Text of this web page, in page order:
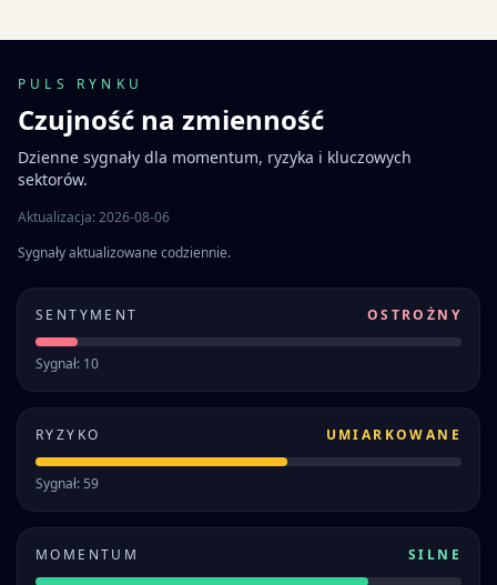
PULS RYNKU
Czujność na zmienność
Dzienne sygnały dla momentum, ryzyka i kluczowych
sektorów.
Aktualizacja: 2026-08-06
Sygnały aktualizowane codziennie.
SENTYMENT OSTROŻNY
Sygnał: 10
RYZYKO UMIARKOWANE
Sygnał: 59
MOMENTUM SILNE